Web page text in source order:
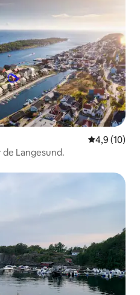
Note
4,9 (10)
Langesund.